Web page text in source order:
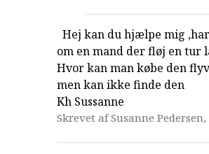
Hej kan du hjælpe mig
om en mand der fløj en tur
Hvor kan man købe den
men kan ikke finde den
Kh Sussanne
Skrevet af Susanne Pedersen,